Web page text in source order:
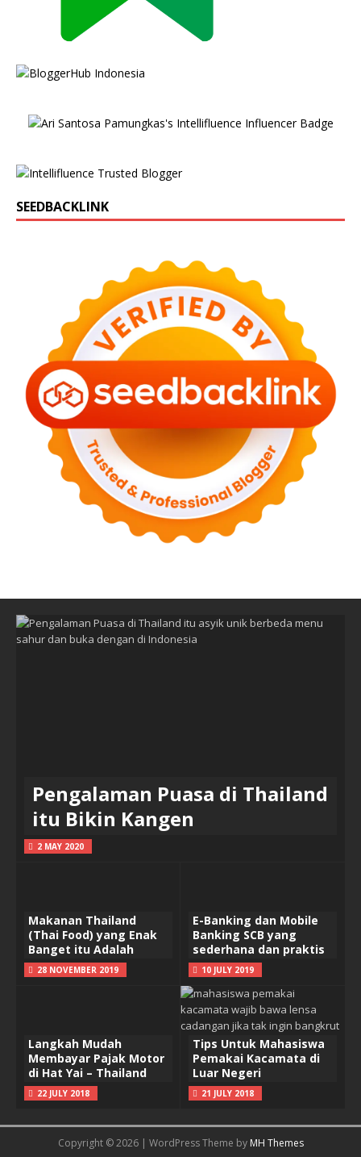
SEEDBACKLINK
Pengalaman Puasa di Thailand
itu Bikin Kangen
2 MAY 2020
Makanan Thailand
(Thai Food) yang Enak
Banget itu Adalah
28 NOVEMBER 2019
E-Banking dan Mobile
Banking SCB yang
sederhana dan praktis
10 JULY 2019
Langkah Mudah
Membayar Pajak Motor
di Hat Yai – Thailand
22 JULY 2018
Tips Untuk Mahasiswa
Pemakai Kacamata di
Luar Negeri
21 JULY 2018
Copyright © 2026 | WordPress Theme by MH Themes